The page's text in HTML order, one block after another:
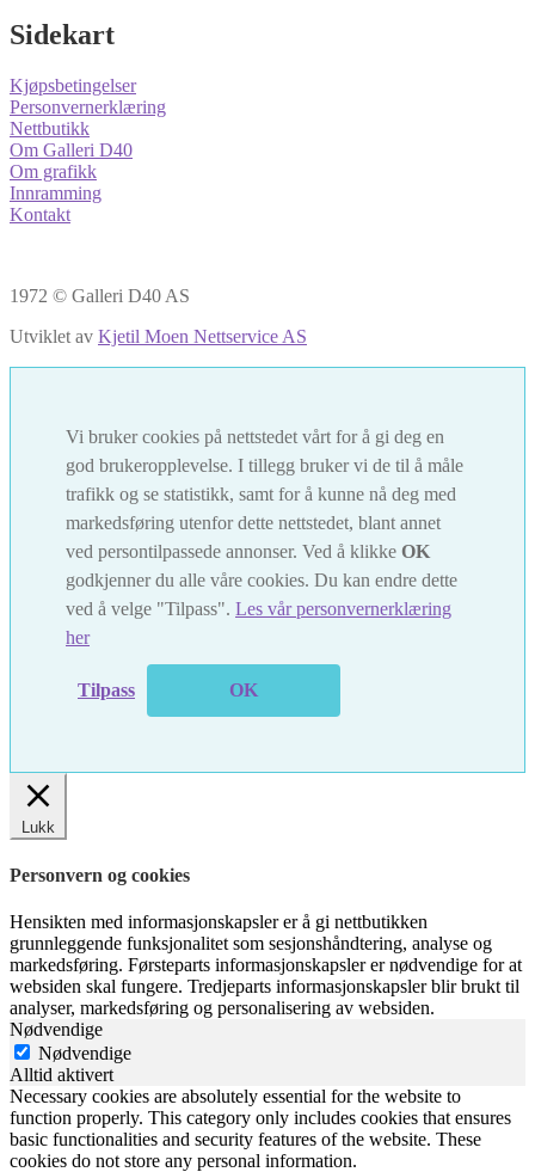
Sidekart
Kjøpsbetingelser
Personvernerklæring
Nettbutikk
Om Galleri D40
Om grafikk
Innramming
Kontakt
1972 © Galleri D40 AS
Utviklet av Kjetil Moen Nettservice AS
Vi bruker cookies på nettstedet vårt for å gi deg en
god brukeropplevelse. I tillegg bruker vi de til å måle
trafikk og se statistikk, samt for å kunne nå deg med
markedsføring utenfor dette nettstedet, blant annet
ved persontilpassede annonser. Ved å klikke OK
godkjenner du alle våre cookies. Du kan endre dette
ved å velge "Tilpass". Les vår personvernerklæring
her
Tilpass OK
Lukk
Personvern og cookies
Hensikten med informasjonskapsler er å gi nettbutikken
grunnleggende funksjonalitet som sesjonshåndtering, analyse og
markedsføring. Førsteparts informasjonskapsler er nødvendige for at
websiden skal fungere. Tredjeparts informasjonskapsler blir brukt til
analyser, markedsføring og personalisering av websiden.
Nødvendige
Nødvendige
Alltid aktivert
Necessary cookies are absolutely essential for the website to
function properly. This category only includes cookies that ensures
basic functionalities and security features of the website. These
cookies do not store any personal information.